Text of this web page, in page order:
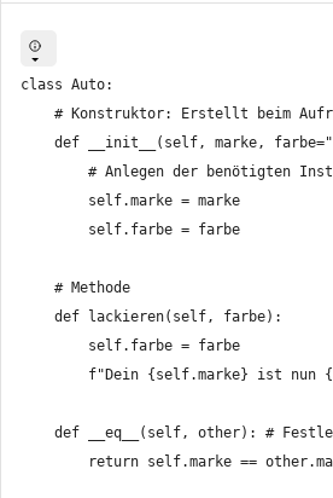
class Auto:
# Konstruktor: Erstellt beim
def __init__(self, marke,
# Anlegen der benötigten
        self.marke = marke
        self.farbe = farbe
    # Methode
    def lackieren(self, farbe):
        self.farbe = farbe
f"Dein {self.marke} ist nun
def __eq__(self, other): #
return self.marke ==